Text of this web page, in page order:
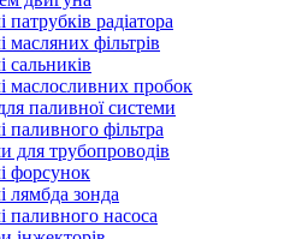
патрубків радіатора
масляних фільтрів
сальників
маслосливних пробок
паливної системи
паливного фільтра
для трубопроводів
форсунок
лямбда зонда
паливного насоса